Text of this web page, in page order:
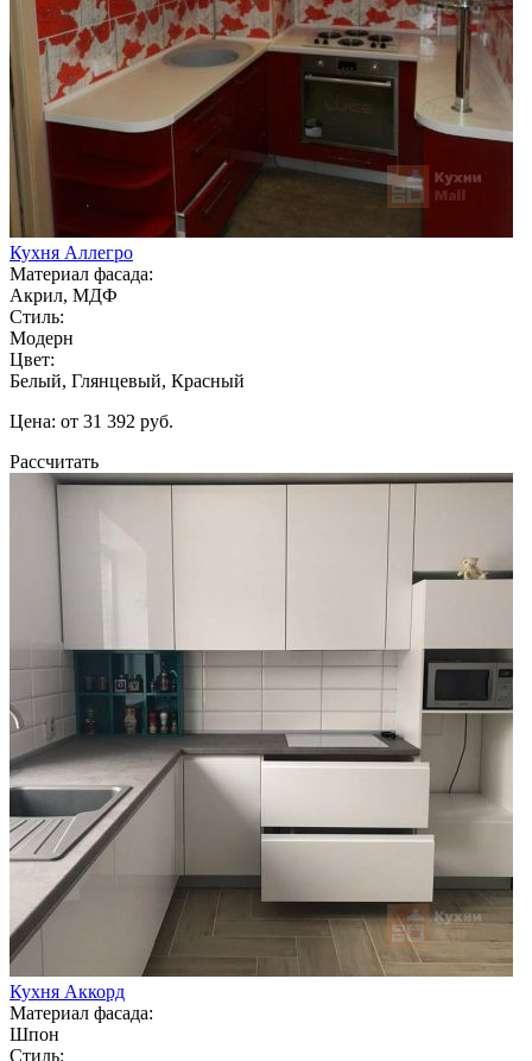
Кухня Аллегро
Материал фасада:
Акрил, МДФ
Стиль:
Модерн
Цвет:
Белый, Глянцевый, Красный
Цена: от 31 392 руб.
Рассчитать
Кухня Аккорд
Материал фасада:
Шпон
Стиль: